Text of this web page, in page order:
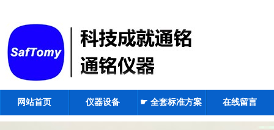
网站首页 仪器设备 ☛ 全套标准方案 在线留言